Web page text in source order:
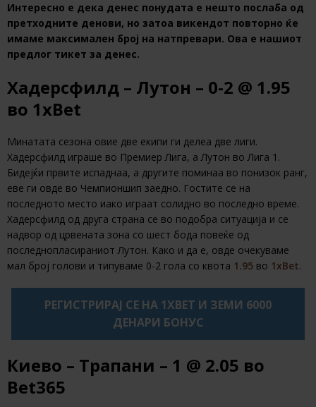
Интересно е дека денес понудата е нешто послаба од
претходните денови, но затоа викендот повторно ќе
имаме максимален број на натпревари. Ова е нашиот
предлог тикет за денес.
Хадерсфилд – Лутон – 0-2 @ 1.95
во 1xBet
Минатата сезона овие две екипи ги делеа две лиги.
Хадерсфилд играше во Премиер Лига, а Лутон во Лига 1.
Бидејќи првите испаднаа, а другите поминаа во понизок ранг,
еве ги овде во Чемпионшип заедно. Гостите се на
последното место иако играат солидно во последно време.
Хадерсфилд од друга страна се во подобра ситуација и се
надвор од црвената зона со шест бода повеќе од
последнопласираниот Лутон. Како и да е, овде очекуваме
мал број голови и типуваме 0-2 гола со квота 1.95 во 1xBet.
РЕГИСТРИРАЈ СЕ НА 1XBET И ЗЕМИ 6000
ДЕНАРИ БОНУС
Киево – Трапани – 1 @ 2.05 во
Bet365